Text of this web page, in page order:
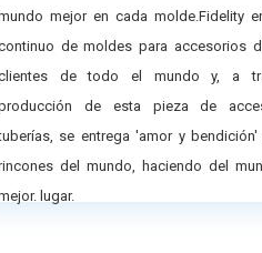
mejor en cada molde.Fidelity
de moldes para accesorios
de todo el mundo y, a
de esta pieza de
se entrega 'amor y
del mundo, haciendo del
lugar.